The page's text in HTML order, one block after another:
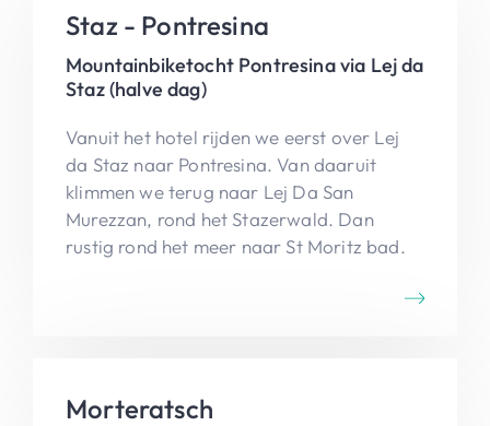
Staz - Pontresina
Mountainbiketocht Pontresina via Lej da
Staz (halve dag)
Vanuit het hotel rijden we eerst over Lej
da Staz naar Pontresina. Van daaruit
klimmen we terug naar Lej Da San
Murezzan, rond het Stazerwald. Dan
rustig rond het meer naar St Moritz bad.
Morteratsch